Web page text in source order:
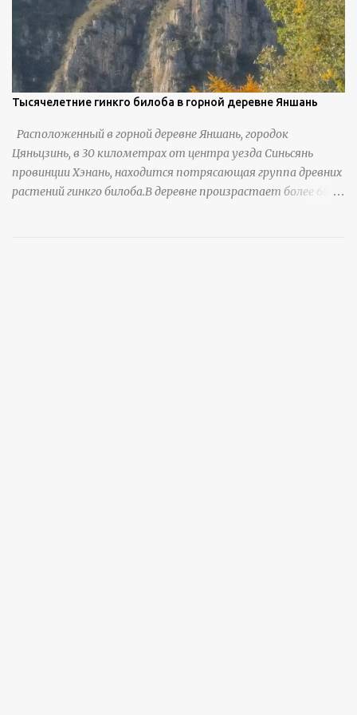
Тысячелетние гинкго билоба в горной деревне Яншань
Расположенный в горной деревне Яншань, городок
Цяньцзинь, в 30 километрах от центра уезда Синьсянь
провинции Хэнань, находится потрясающая группа древних
растений гинкго билоба.В деревне произрастает более 6800